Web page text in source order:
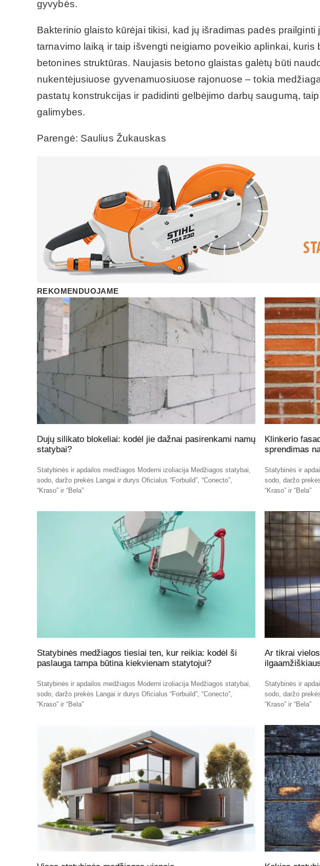
gyvybės.
Bakterinio glaisto kūrėjai tikisi, kad jų išradimas padės
tarnavimo laiką ir taip išvengti neigiamo poveikio aplinkai, kuris
betonines struktūras. Naujasis betono glaistas galėtų būti
nukentėjusiuose gyvenamuosiuose rajonuose – tokia
pastatų konstrukcijas ir padidinti gelbėjimo darbų saugumą,
galimybes.
Parengė: Saulius Žukauskas
REKOMENDUOJAME
Dujų silikato blokeliai: kodėl jie dažnai pasirenkami namų
statybai?
Statybinės ir apdailos medžiagos Moderni izoliacija Medžiagos statybai,
sodo, daržo prekės Langai ir durys Oficialus “Forbuild”, “Conecto”,
“Kraso” ir “Bela”
Klinkerio
sprendimas
Statybinės ir
sodo, daržo
“Kraso” ir “Bela”
Statybinės medžiagos tiesiai ten, kur reikia: kodėl ši
paslauga tampa būtina kiekvienam statytojui?
Statybinės ir apdailos medžiagos Moderni izoliacija Medžiagos statybai,
sodo, daržo prekės Langai ir durys Oficialus “Forbuild”, “Conecto”,
“Kraso” ir “Bela”
Ar tikrai
Statybinės ir
sodo, daržo
“Kraso” ir “Bela”